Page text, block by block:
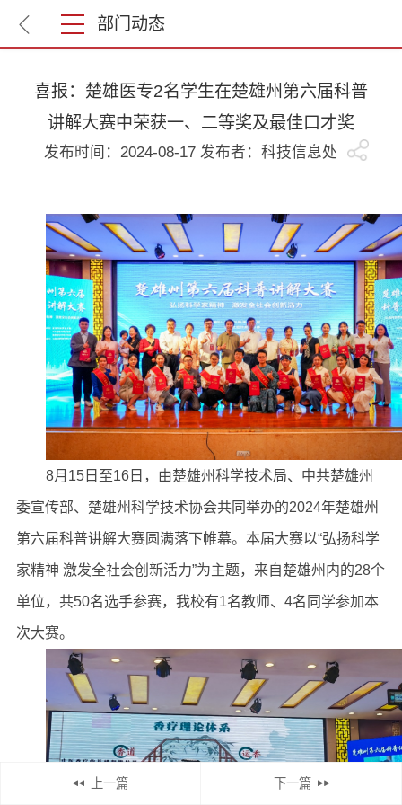
部门动态
喜报：楚雄医专2名学生在楚雄州第六届科普
讲解大赛中荣获一、二等奖及最佳口才奖
发布时间：2024-08-17 发布者：科技信息处
8月15日至16日，由楚雄州科学技术局、中共楚雄州
委宣传部、楚雄州科学技术协会共同举办的2024年楚雄州
第六届科普讲解大赛圆满落下帷幕。本届大赛以“弘扬科学
家精神 激发全社会创新活力”为主题，来自楚雄州内的28个
单位，共50名选手参赛，我校有1名教师、4名同学参加本
次大赛。
上一篇 下一篇